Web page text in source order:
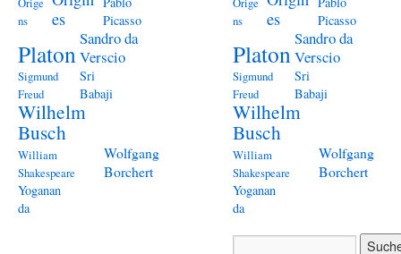
ns
es
Picasso
Platon
Sandro da
Verscio
Sigmund
Freud
Sri
Babaji
Wilhelm
Busch
William
Shakespeare
Wolfgang
Borchert
Yoganan
da
ns
es
Picasso
Platon
Sandro da
Verscio
Sigmund
Freud
Sri
Babaji
Wilhelm
Busch
William
Shakespeare
Wolfgang
Borchert
Yoganan
da